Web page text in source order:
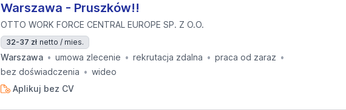
Warszawa - Pruszków!!
OTTO WORK FORCE CENTRAL EUROPE SP. Z O.O.
32-37 zł netto / mies.
Warszawa umowa zlecenie rekrutacja zdalna
praca od zaraz
bez doświadczenia
wideo
Aplikuj bez CV